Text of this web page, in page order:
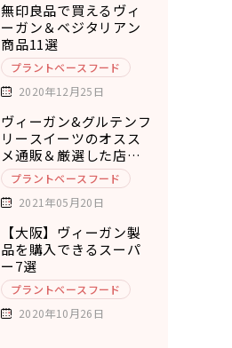
無印良品で買えるヴィ
ーガン＆ベジタリアン
商品11選
プラントベースフード
2020年12月25日
ヴィーガン&グルテンフ
リースイーツのオスス
メ通販＆厳選した店舗
10選
プラントベースフード
2021年05月20日
【大阪】ヴィーガン製
品を購入できるスーパ
ー7選
プラントベースフード
2020年10月26日